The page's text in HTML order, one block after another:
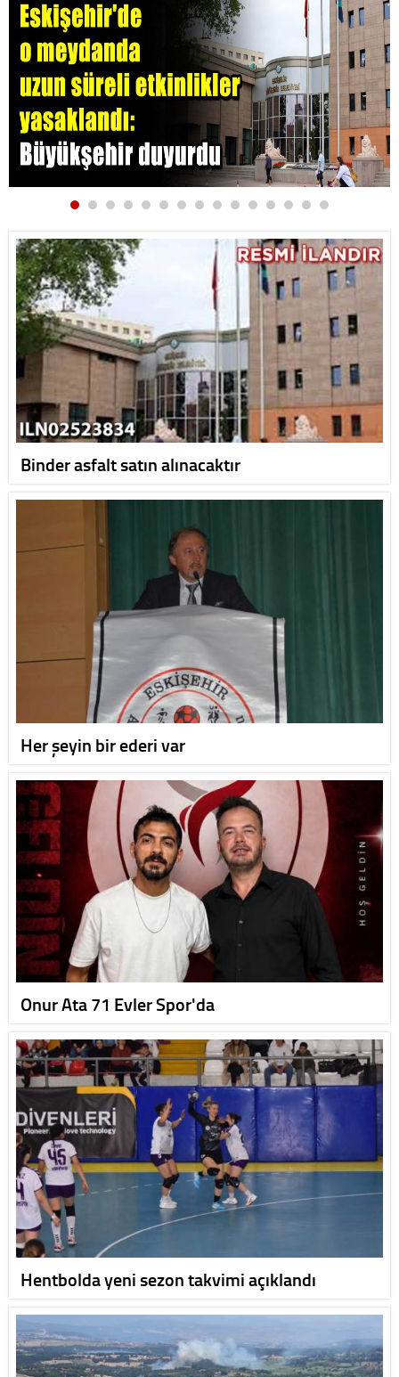
Binder asfalt satın alınacaktır
Her şeyin bir ederi var
Onur Ata 71 Evler Spor'da
Hentbolda yeni sezon takvimi açıklandı